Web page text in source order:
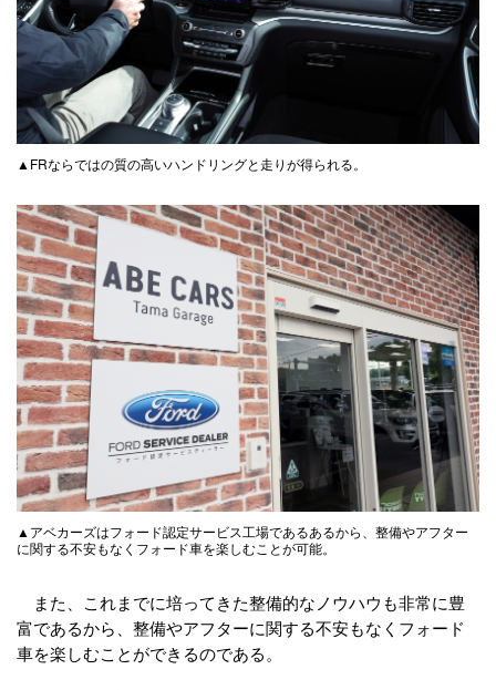
▲FRならではの質の高いハンドリングと走りが得られる。
▲アベカーズはフォード認定サービス工場であるあるから、整備やアフター
に関する不安もなくフォード車を楽しむことが可能。
また、これまでに培ってきた整備的なノウハウも非常に豊
富であるから、整備やアフターに関する不安もなくフォード
車を楽しむことができるのである。